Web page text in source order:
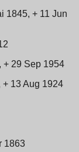
1845, + 11 Jun
+ 29 Sep 1954
+ 13 Aug 1924
1863